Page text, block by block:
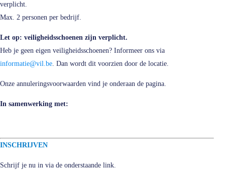
verplicht.
Max. 2 personen per bedrijf.
Let op: veiligheidsschoenen zijn verplicht.
Heb je geen eigen veiligheidsschoenen? Informeer ons via
informatie@vil.be. Dan wordt dit voorzien door de locatie.
Onze annuleringsvoorwaarden vind je onderaan de pagina.
In samenwerking met:
INSCHRIJVEN
Schrijf je nu in via de onderstaande link.